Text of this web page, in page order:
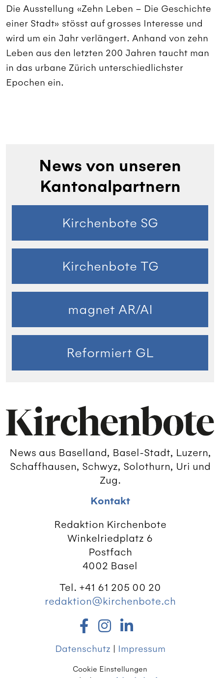
Die Ausstellung «Zehn Leben – Die Geschichte
einer Stadt» stösst auf grosses Interesse und
wird um ein Jahr verlängert. Anhand von zehn
Leben aus den letzten 200 Jahren taucht man
in das urbane Zürich unterschiedlichster
Epochen ein.
News von unseren
Kantonalpartnern
Kirchenbote SG
Kirchenbote TG
magnet AR/AI
Reformiert GL
News aus Baselland, Basel-Stadt, Luzern,
Schaffhausen, Schwyz, Solothurn, Uri und
Zug.
Kontakt
Redaktion Kirchenbote
Winkelriedplatz 6
Postfach
4002 Basel
Tel. +41 61 205 00 20
redaktion@kirchenbote.ch
Datenschutz | Impressum
Cookie Einstellungen